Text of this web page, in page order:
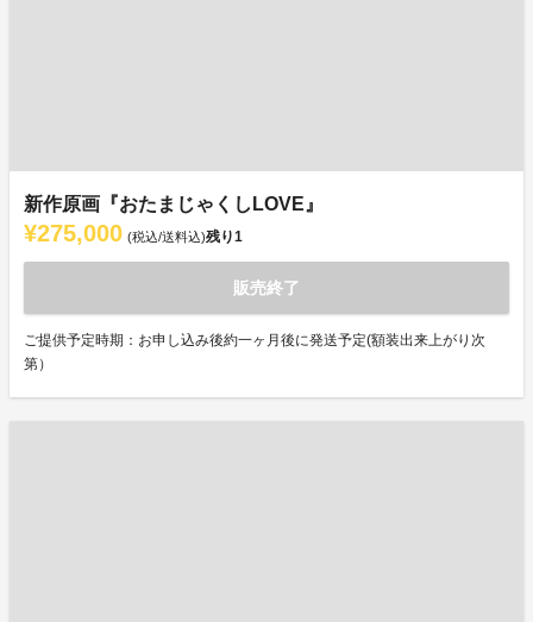
新作原画『おたまじゃくしLOVE』
¥275,000 (税込/送料込)残り1
販売終了
ご提供予定時期：お申し込み後約一ヶ月後に発送予定(額装出来上がり次
第）